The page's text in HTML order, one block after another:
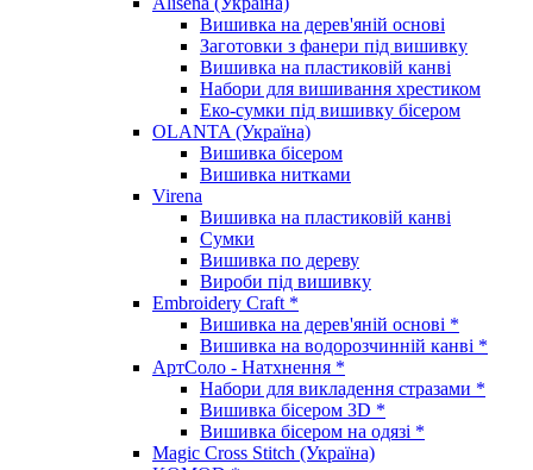
Вишивка на дерев'яній основі
Заготовки з фанери під вишивку
Вишивка на пластиковій канві
Набори для вишивання хрестиком
Еко-сумки під вишивку бісером
OLANTA (Україна)
Вишивка бісером
Вишивка нитками
Virena
Вишивка на пластиковій канві
Сумки
Вишивка по дереву
Вироби під вишивку
Embroidery Craft *
Вишивка на дерев'яній основі *
Вишивка на водорозчинній канві *
АртСоло - Натхнення *
Набори для викладення стразами *
Вишивка бісером 3D *
Вишивка бісером на одязі *
Magic Cross Stitch (Україна)